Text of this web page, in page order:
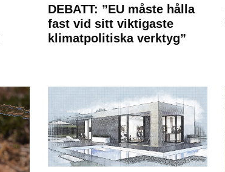
DEBATT: ”EU måste hålla
fast vid sitt viktigaste
klimatpolitiska verktyg”